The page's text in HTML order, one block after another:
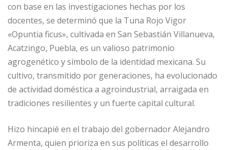
con base en las investigaciones hechas por los
docentes, se determinó que la Tuna Rojo Vigor
«Opuntia ficus», cultivada en San Sebastián Villanueva,
Acatzingo, Puebla, es un valioso patrimonio
agrogenético y símbolo de la identidad mexicana. Su
cultivo, transmitido por generaciones, ha evolucionado
de actividad doméstica a agroindustrial, arraigada en
tradiciones resilientes y un fuerte capital cultural.
Hizo hincapié en el trabajo del gobernador Alejandro
Armenta, quien prioriza en sus políticas el desarrollo